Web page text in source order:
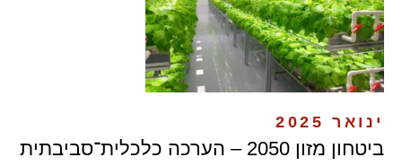
ינואר 2025
ביטחון מזון 2050 – הערכה כלכלית־סביבתית